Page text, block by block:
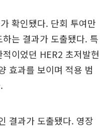
확인됐다. 단회 투여만
는 결과가 도출됐다. 특
이었던 HER2 초저발현
효과를 보이며 적용 범
결과가 도출됐다. 영장